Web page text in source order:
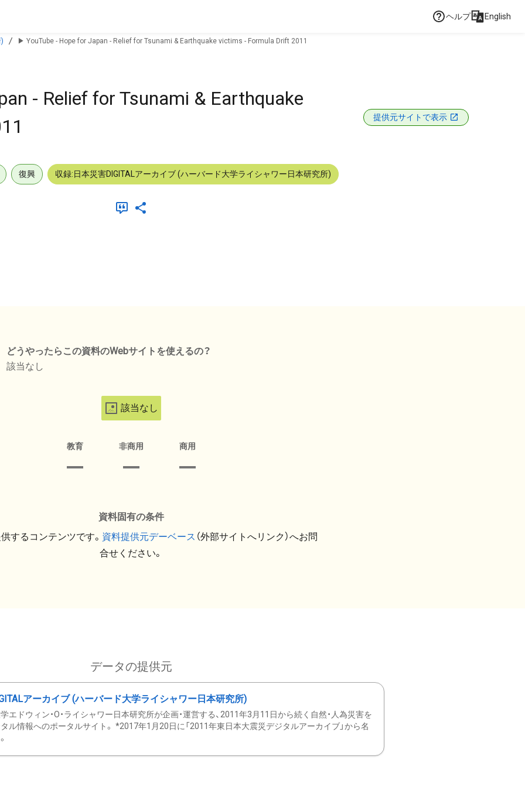
ヘルプ English
▶︎ YouTube - Hope for Japan - Relief for Tsunami & Earthquake victims - Formula Drift 2011
- Relief for Tsunami & Earthquake
提供元サイトで表示
復興 収録:日本災害DIGITALアーカイブ (ハーバード大学ライシャワー日本研究所)
どうやったらこの資料のWebサイトを使えるの？
該当なし
該当なし
教育 非商用 商用
資料固有の条件
するコンテンツです。 資料提供元デーベース （外部サイトへリンク）へお問
合せください。
データの提供元
アーカイブ (ハーバード大学ライシャワー日本研究所)
エドウィン・O・ライシャワー日本研究所が企画・運営する、2011年3月11日から続く自然・人為災害を
ル情報へのポータルサイト。 *2017年1月20日に「2011年東日本大震災デジタルアーカイブ」から名